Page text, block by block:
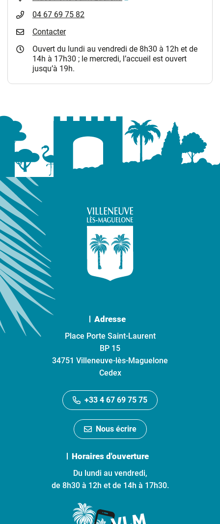
04 67 69 75 82
Contacter
Ouvert du lundi au vendredi de 8h30 à 12h et de
14h à 17h30 ; le mercredi, l’accueil est ouvert
jusqu’à 19h.
Adresse
Place Porte Saint-Laurent
BP 15
34751 Villeneuve-lès-Maguelone
Cedex
+33 4 67 69 75 75
Nous écrire
Horaires d'ouverture
Du lundi au vendredi,
de 8h30 à 12h et de 14h à 17h30.